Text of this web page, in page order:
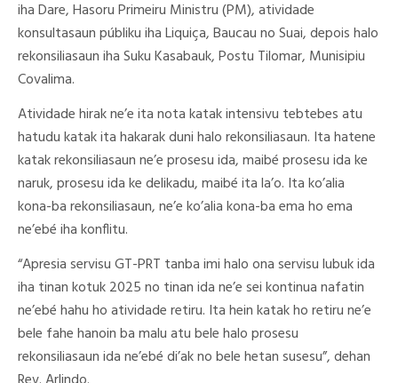
iha Dare, Hasoru Primeiru Ministru (PM), atividade
konsultasaun públiku iha Liquiça, Baucau no Suai, depois halo
rekonsiliasaun iha Suku Kasabauk, Postu Tilomar, Munisipiu
Covalima.
Atividade hirak ne’e ita nota katak intensivu tebtebes atu
hatudu katak ita hakarak duni halo rekonsiliasaun. Ita hatene
katak rekonsiliasaun ne’e prosesu ida, maibé prosesu ida ke
naruk, prosesu ida ke delikadu, maibé ita la’o. Ita ko’alia
kona-ba rekonsiliasaun, ne’e ko’alia kona-ba ema ho ema
ne’ebé iha konflitu.
“Apresia servisu GT-PRT tanba imi halo ona servisu lubuk ida
iha tinan kotuk 2025 no tinan ida ne’e sei kontinua nafatin
ne’ebé hahu ho atividade retiru. Ita hein katak ho retiru ne’e
bele fahe hanoin ba malu atu bele halo prosesu
rekonsiliasaun ida ne’ebé di’ak no bele hetan susesu”, dehan